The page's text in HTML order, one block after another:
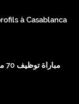
à Casablanca